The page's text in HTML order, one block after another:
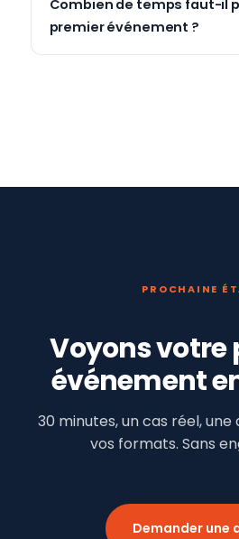
Combien de temps faut-il
premier événement ?
PROCHAINE
Voyons votre
événement
30 minutes, un cas réel,
vos formats. Sans
Demander une